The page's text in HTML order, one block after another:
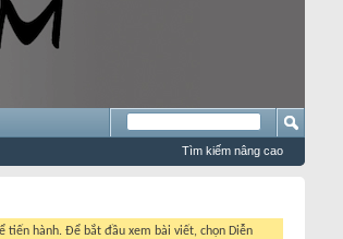
Tìm kiếm nâng cao
tiến hành. Để bắt đầu xem bài viết, chọn Diễn